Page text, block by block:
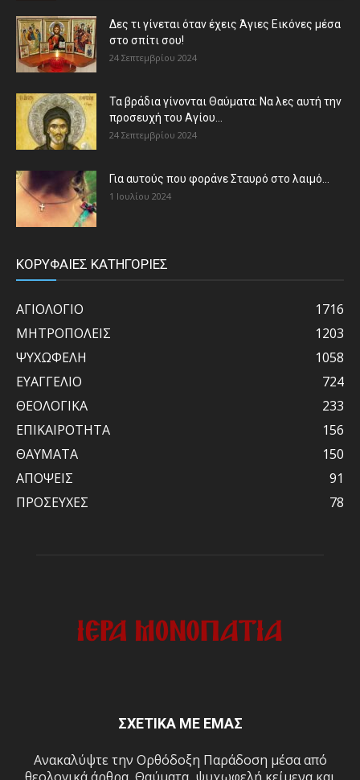
Δες τι γίνεται όταν έχεις Άγιες Εικόνες μέσα
στο σπίτι σου!
24 Σεπτεμβρίου 2024
Τα βράδια γίνονται Θαύματα: Να λες αυτή την
προσευχή του Αγίου...
24 Σεπτεμβρίου 2024
Για αυτούς που φοράνε Σταυρό στο λαιμό…
1 Ιουλίου 2024
ΚΟΡΥΦΑΙΕΣ ΚΑΤΗΓΟΡΙΕΣ
ΑΓΙΟΛΟΓΙΟ
1716
ΜΗΤΡΟΠΟΛΕΙΣ
1203
ΨΥΧΩΦΕΛΗ
1058
ΕΥΑΓΓΕΛΙΟ
724
ΘΕΟΛΟΓΙΚΑ
233
ΕΠΙΚΑΙΡΟΤΗΤΑ
156
ΘΑΥΜΑΤΑ
150
ΑΠΟΨΕΙΣ
91
ΠΡΟΣΕΥΧΕΣ
78
ΣΧΕΤΙΚΑ ΜΕ ΕΜΑΣ
Ανακαλύψτε την Ορθόδοξη Παράδοση μέσα από